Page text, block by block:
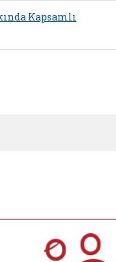
Kapsamlı